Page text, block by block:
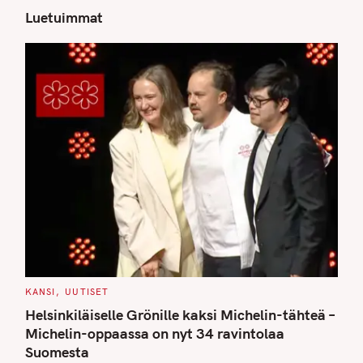
Luetuimmat
C
T
E
G
O
R
I
KANSI UUTISET
Helsinkiläiselle Grönille kaksi Michelin-tähteä –
Michelin-oppaassa on nyt 34 ravintolaa
Suomesta
S
e
a